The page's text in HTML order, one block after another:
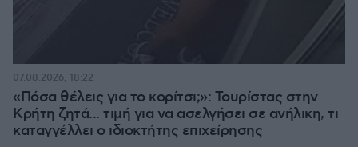
«Πόσα θέλεις για το κορίτσι;»: Τουρίστας στην
Κρήτη ζητά... τιμή για να ασελγήσει σε ανήλικη, τι
καταγγέλλει ο ιδιοκτήτης επιχείρησης
07.08.2026, 18:22